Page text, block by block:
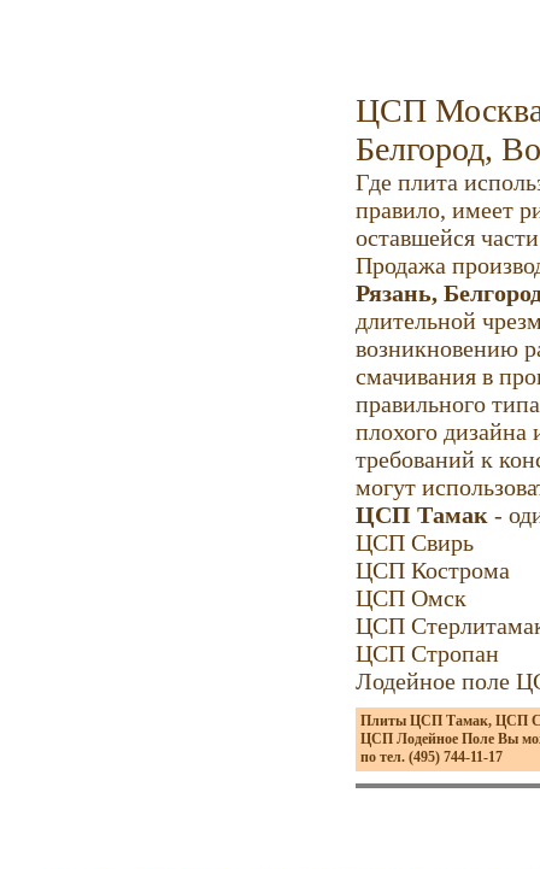
ЦСП Москва,
Белгород,
Где плита
правило, имеет
оставшейся
Продажа
Рязань,
длительной
возникновению
смачивания в
правильного
плохого
требований к
могут
ЦСП Тамак -
ЦСП Свирь
ЦСП Кострома
ЦСП Омск
ЦСП
ЦСП Стропан
Лодейное поле
Плиты ЦСП Тамак, ЦСП
ЦСП Лодейное Поле Вы
по тел. (495) 744-11-17